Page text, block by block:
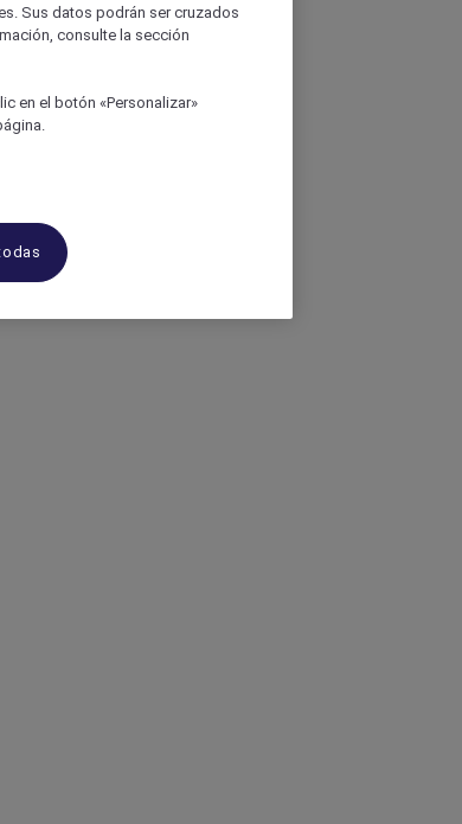
Sus datos podrán ser cruzados
consulte la sección
en el botón «Personalizar»